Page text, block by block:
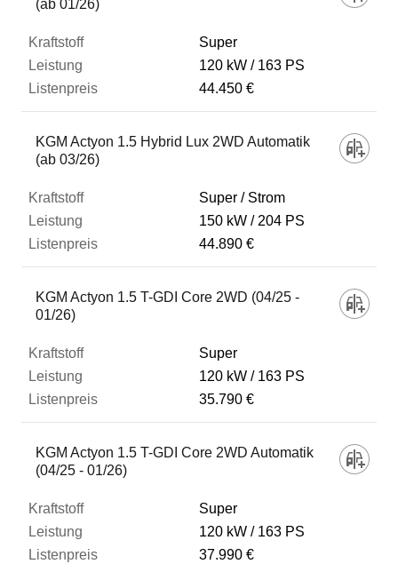
(ab 01/26)
Super
120 kW
163 PS
44.450 €
KGM Actyon 1.5 Hybrid Lux 2WD Automatik
(ab 03/26)
Super / Strom
150 kW
204 PS
44.890 €
KGM Actyon 1.5 T-GDI Core 2WD (04/25 -
01/26)
Super
120 kW
163 PS
35.790 €
KGM Actyon 1.5 T-GDI Core 2WD Automatik
(04/25 - 01/26)
Super
120 kW
163 PS
37.990 €